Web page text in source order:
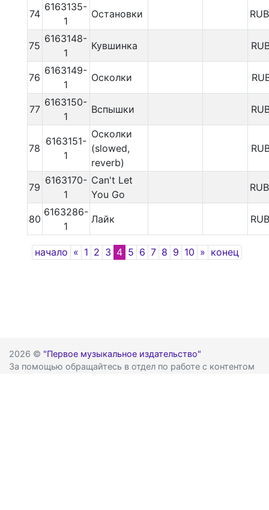
74
6163135-
1
Остановки
75
6163148-
1
Кувшинка
76
6163149-
1
Осколки
77
6163150-
1
Вспышки
78
6163151-
1
Осколки
(slowed,
reverb)
79
6163170-
1
Can't Let
You Go
80
6163286-
1
Лайк
начало « Previous
1 2 3 4 5 6 7 8 9 10 » Next
конец
2026 © "Первое музыкальное издательство"
За помощью обращайтесь в отдел по работе с контентом